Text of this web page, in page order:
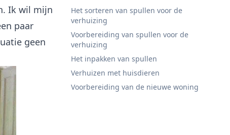
Ik wil mijn
paar
geen
Het sorteren van spullen voor de
verhuizing
Voorbereiding van spullen voor de
verhuizing
Het inpakken van spullen
Verhuizen met huisdieren
Voorbereiding van de nieuwe woning